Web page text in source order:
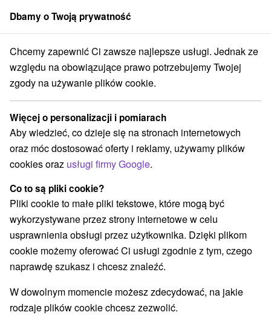
członek grupySorger
Drevenice Stredné Slovensko Žilinský kraj Huty
Drevenice Huty
Kategorie
Wszystkie kategorie
Apartmány(2)
Chaty na prenájom(1) Drevenice
Wybierz lokalizację lub datę
WSZYSTKO NAJTAŃSZE NAJDROŻSZE NA
Dbamy o Twoją prywatność
Chcemy zapewnić Ci zawsze najlepsze usługi. Jednak ze
względu na obowiązujące prawo potrzebujemy Twojej
zgody na używanie plików cookie.
Więcej o personalizacji i pomiarach
Aby wiedzieć, co dzieje się na stronach internetowych
oraz móc dostosować oferty i reklamy, używamy plików
cookies oraz usługi firmy Google.
Co to są pliki cookie?
Pliki cookie to małe pliki tekstowe, które mogą być
wykorzystywane przez strony internetowe w celu
usprawnienia obsługi przez użytkownika. Dzięki plikom
cookie możemy oferować Ci usługi zgodnie z tym, czego
naprawdę szukasz i chcesz znaleźć.
W dowolnym momencie możesz zdecydować, na jakie
rodzaje plików cookie chcesz zezwolić.